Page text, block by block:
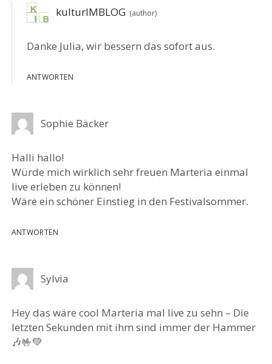
kulturIMBLOG
Danke Julia, wir bessern das sofort aus.
ANTWORTEN
Sophie Bäcker
Halli hallo!
Würde mich wirklich sehr freuen Marteria einmal
live erleben zu können!
Wäre ein schöner Einstieg in den Festivalsommer.
ANTWORTEN
Sylvia
Hey das wäre cool Marteria mal live zu sehn – Die
letzten Sekunden mit ihm sind immer der Hammer
🎶🤟💚